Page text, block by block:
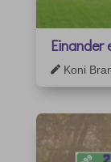
Einander
 Koni